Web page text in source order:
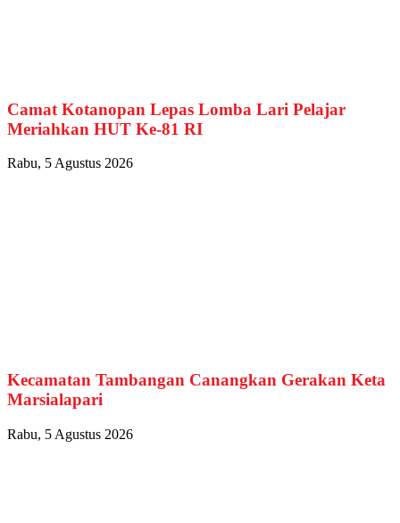
Camat Kotanopan Lepas Lomba Lari Pelajar
Meriahkan HUT Ke-81 RI
Rabu, 5 Agustus 2026
Kecamatan Tambangan Canangkan Gerakan Keta
Marsialapari
Rabu, 5 Agustus 2026